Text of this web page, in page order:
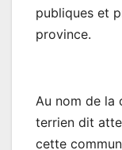
publiques et
province.
Au nom de la
terrien dit
cette